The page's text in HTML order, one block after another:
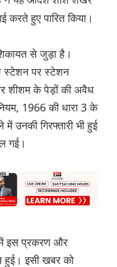
करते हुए पारित किया।
शिकायत से जुड़ा है।
स्टेशन पर स्टेशन
शीशम के पेड़ों की अवैध
1966 की धारा 3 के
उनकी गिरफ्तारी भी हुई
गई।
में इस प्रकरण और
हुई। इसी खबर को